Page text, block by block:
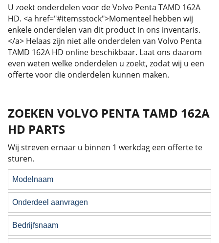
U zoekt onderdelen voor de Volvo Penta TAMD 162A
HD. <a href="#itemsstock">Momenteel hebben wij
enkele onderdelen van dit product in ons inventaris.
</a> Helaas zijn niet alle onderdelen van Volvo Penta
TAMD 162A HD online beschikbaar. Laat ons daarom
even weten welke onderdelen u zoekt, zodat wij u een
offerte voor die onderdelen kunnen maken.
ZOEKEN VOLVO PENTA TAMD 162A
HD PARTS
Wij streven ernaar u binnen 1 werkdag een offerte te
sturen.